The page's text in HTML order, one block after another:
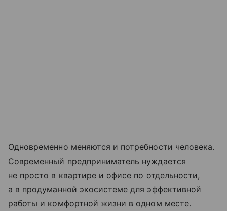
Одновременно меняются и потребности человека.
Современный предприниматель нуждается
не просто в квартире и офисе по отдельности,
а в продуманной экосистеме для эффективной
работы и комфортной жизни в одном месте.